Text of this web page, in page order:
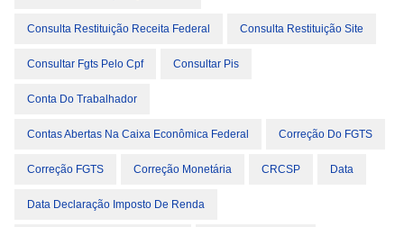
Consulta Restituição Receita Federal Consulta Restituição Site
Consultar Fgts Pelo Cpf Consultar Pis
Conta Do Trabalhador
Contas Abertas Na Caixa Econômica Federal Correção Do FGTS
Correção FGTS Correção Monetária CRCSP Data
Data Declaração Imposto De Renda